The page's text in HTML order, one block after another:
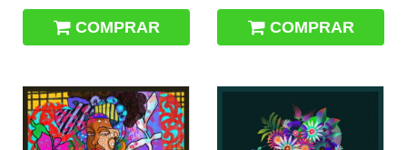
COMPRAR COMPRAR